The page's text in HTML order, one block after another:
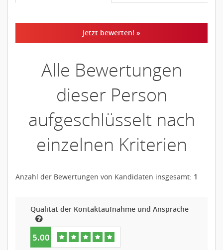
Jetzt bewerten! »
Alle Bewertungen
dieser Person
aufgeschlüsselt nach
einzelnen Kriterien
Anzahl der Bewertungen von Kandidaten insgesamt: 1
Qualität der Kontaktaufnahme und Ansprache
5.00